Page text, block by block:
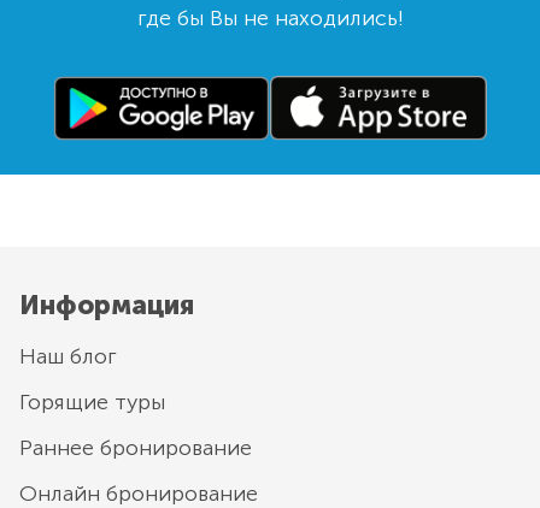
где бы Вы не находились!
Информация
Наш блог
Горящие туры
Раннее бронирование
Онлайн бронирование